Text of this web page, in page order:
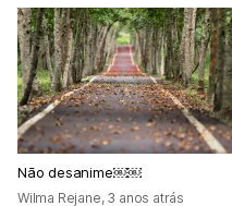
Não desanime￼￼
Wilma Rejane, 3 anos atrás